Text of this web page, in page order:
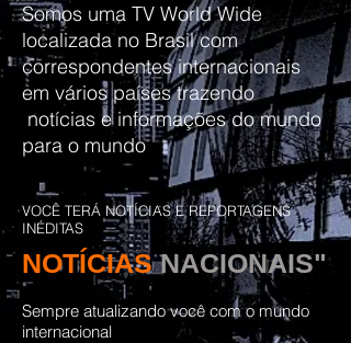
Somos uma TV World Wide
localizada no Brasil com
correspondentes internacionais
em vários países trazendo
notícias e informações do mundo
para o mundo
VOCÊ TERÁ NOTÍCIAS E REPORTAGENS
INÉDITAS
NOTÍCIAS NACIONAIS"
Sempre atualizando você com o mundo
internacional